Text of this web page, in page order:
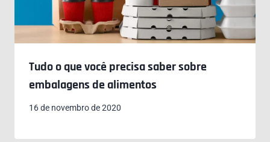
Tudo o que você precisa saber sobre
embalagens de alimentos
16 de novembro de 2020